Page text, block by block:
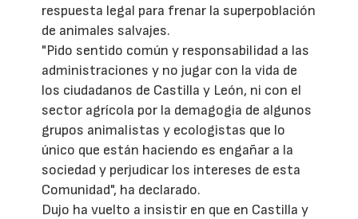
respuesta legal para frenar la superpoblación
de animales salvajes.
"Pido sentido común y responsabilidad a las
administraciones y no jugar con la vida de
los ciudadanos de Castilla y León, ni con el
sector agrícola por la demagogia de algunos
grupos animalistas y ecologistas que lo
único que están haciendo es engañar a la
sociedad y perjudicar los intereses de esta
Comunidad", ha declarado.
Dujo ha vuelto a insistir en que en Castilla y